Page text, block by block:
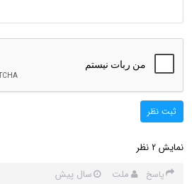
ثبت نظر
نمایش 2 نظر
پاسخ ملت
سال پیش